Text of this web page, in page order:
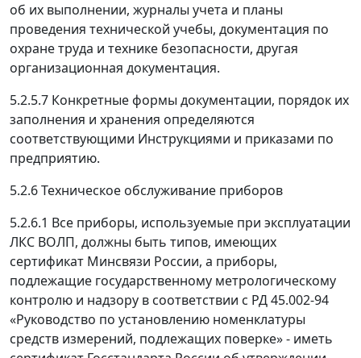
об их выполнении, журналы учета и планы
проведения технической учебы, документация по
охране труда и технике безопасности, другая
организационная документация.
5.2.5.7 Конкретные формы документации, порядок их
заполнения и хранения определяются
соответствующими Инструкциями и приказами по
предприятию.
5.2.6 Техническое обслуживание приборов
5.2.6.1 Все приборы, используемые при эксплуатации
ЛКС ВОЛП, должны быть типов, имеющих
сертификат Минсвязи России, а приборы,
подлежащие государственному метрологическому
контролю и надзору в соответствии с РД 45.002-94
«Руководство по установлению номенклатуры
средств измерений, подлежащих поверке» - иметь